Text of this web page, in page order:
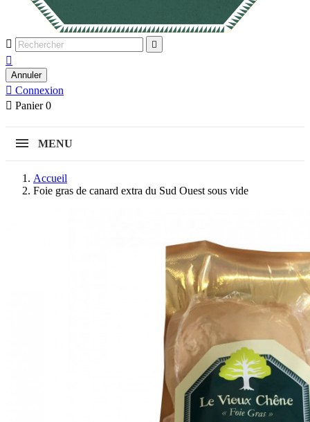
 

Annuler
 Connexion
 Panier 0
MENU
Accueil
Foie gras de canard extra du Sud Ouest sous vide